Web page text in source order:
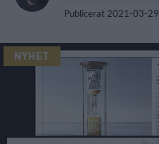
Publicerat 2021-03-29
NYHET